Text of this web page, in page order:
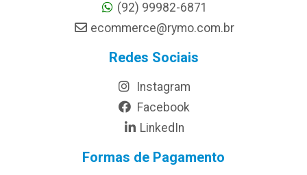
(92) 99982-6871
ecommerce@rymo.com.br
Redes Sociais
Instagram
Facebook
LinkedIn
Formas de Pagamento